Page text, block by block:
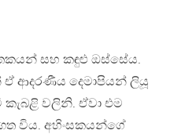
සහ කඳුළු ඔස්සේය.
ඒ ආදරණීය දෙමාපියන් ලියූ
කැබළි වලිනි. ඒවා එම
විය. අහිංසකයන්ගේ